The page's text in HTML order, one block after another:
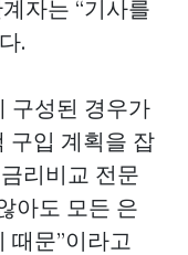
자는 “기사를
.
구성된 경우가
구입 계획을 잡
리비교 전문
아도 모든 은
문”이라고